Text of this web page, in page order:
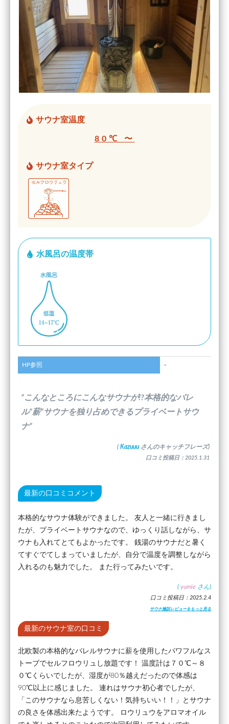
サウナ室温度
80℃ 〜
サウナ室タイプ
水風呂の温度帯
HP参照 -
”こんなところにこんなサウナが!?本格的なバレ
ル“薪”サウナを独り占めできるプライベートサウ
ナ”
( Kazuuu さんのキャッチフレーズ)
口コミ投稿日：2025.1.31
最新の口コミコメント
本格的なサウナ体験ができました。 友人と一緒に行きまし
たが、プライベートサウナなので、ゆっくり話しながら、サ
ウナも入れてとてもよかったです。 銭湯のサウナだと暑く
てすぐでてしまっていましたが、自分で温度を調整しながら
入れるのも魅力でした。 また行ってみたいです。
( yumie さん)
口コミ投稿日：2025.2.4
サウナ施設レビューをもっと見る
最新のサウナ室の口コミ
北欧製の本格的なバレルサウナに薪を使用したパワフルなス
トーブでセルフロウリュし放題です！ 温度計は７０℃～８
０℃くらいでしたが、湿度が80％越えだったので体感は
90℃以上に感じました。 連れはサウナ初心者でしたが、
「このサウナなら息苦しくない！気持ちいい！！」とサウナ
の良さを体感出来たようです。 ロウリュウをアロマオイル